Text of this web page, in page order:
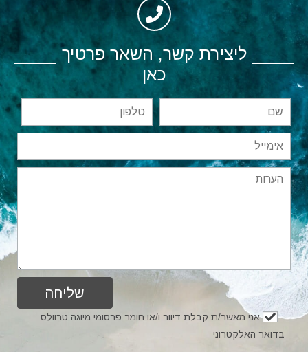
ליצירת קשר, השאר פרטיך
כאן
אני מאשר/ת קבלת דיוור ו/או חומר פרסומי מיוגה טרוולס
בדואר האלקטרוני